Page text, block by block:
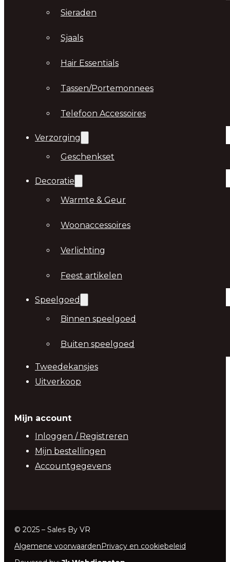
Sieraden
Sjaals
Hair Essentials
Tassen/Portemonnees
Telefoon Accessoires
Verzorging
Geschenkset
Decoratie
Warmte & Geur
Woonaccessoires
Verlichting
Feest artikelen
Speelgoed
Binnen speelgoed
Buiten speelgoed
Tweedekansjes
Uitverkoop
Mijn account
Inloggen / Registreren
Mijn bestellingen
Accountgegevens
© 2025 – Sales By VR
Algemene voorwaarden Privacy en cookiebeleid